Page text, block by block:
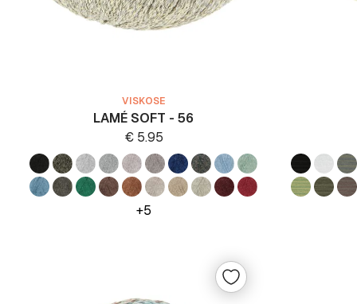
VISKOSE
LAMÉ SOFT - 56
€5.95
+5